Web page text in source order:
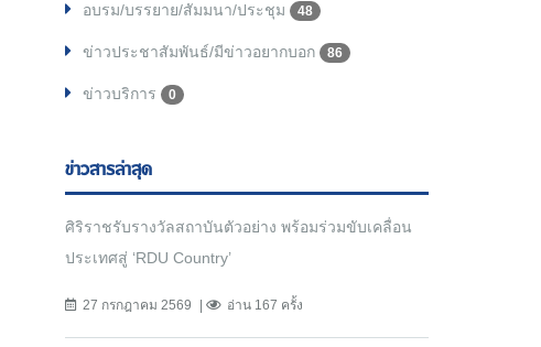
อบรม/บรรยาย/สัมมนา/ประชุม 48
ข่าวประชาสัมพันธ์/มีข่าวอยากบอก 86
ข่าวบริการ 0
ข่าวสารล่าสุด
ศิริราชรับรางวัลสถาบันตัวอย่าง พร้อมร่วมขับเคลื่อน
ประเทศสู่ ‘RDU Country’
27 กรกฎาคม 2569 อ่าน 167 ครั้ง